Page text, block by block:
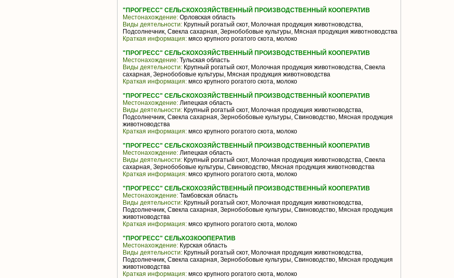
"ПРОГРЕСС" СЕЛЬСКОХОЗЯЙСТВЕННЫЙ ПРОИЗВОДСТВЕННЫЙ КООПЕРАТИВ
Местонахождение: Орловская область
Виды деятельности: Крупный рогатый скот, Молочная продукция животноводства,
Подсолнечник, Свекла сахарная, Зернобобовые культуры, Мясная продукция животноводства
Краткая информация: мясо крупного рогатого скота, молоко
"ПРОГРЕСС" СЕЛЬСКОХОЗЯЙСТВЕННЫЙ ПРОИЗВОДСТВЕННЫЙ КООПЕРАТИВ
Местонахождение: Тульская область
Виды деятельности: Крупный рогатый скот, Молочная продукция животноводства, Свекла
сахарная, Зернобобовые культуры, Мясная продукция животноводства
Краткая информация: мясо крупного рогатого скота, молоко
"ПРОГРЕСС" СЕЛЬСКОХОЗЯЙСТВЕННЫЙ ПРОИЗВОДСТВЕННЫЙ КООПЕРАТИВ
Местонахождение: Липецкая область
Виды деятельности: Крупный рогатый скот, Молочная продукция животноводства,
Подсолнечник, Свекла сахарная, Зернобобовые культуры, Свиноводство, Мясная продукция
животноводства
Краткая информация: мясо крупного рогатого скота, молоко
"ПРОГРЕСС" СЕЛЬСКОХОЗЯЙСТВЕННЫЙ ПРОИЗВОДСТВЕННЫЙ КООПЕРАТИВ
Местонахождение: Липецкая область
Виды деятельности: Крупный рогатый скот, Молочная продукция животноводства, Свекла
сахарная, Зернобобовые культуры, Свиноводство, Мясная продукция животноводства
Краткая информация: мясо крупного рогатого скота, молоко
"ПРОГРЕСС" СЕЛЬСКОХОЗЯЙСТВЕННЫЙ ПРОИЗВОДСТВЕННЫЙ КООПЕРАТИВ
Местонахождение: Тамбовская область
Виды деятельности: Крупный рогатый скот, Молочная продукция животноводства,
Подсолнечник, Свекла сахарная, Зернобобовые культуры, Свиноводство, Мясная продукция
животноводства
Краткая информация: мясо крупного рогатого скота, молоко
"ПРОГРЕСС" СЕЛЬХОЗКООПЕРАТИВ
Местонахождение: Курская область
Виды деятельности: Крупный рогатый скот, Молочная продукция животноводства,
Подсолнечник, Свекла сахарная, Зернобобовые культуры, Свиноводство, Мясная продукция
животноводства
Краткая информация: мясо крупного рогатого скота, молоко